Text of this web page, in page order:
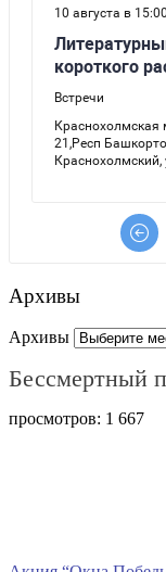
Архивы
Архивы
Бессмертный
просмотров: 1 667